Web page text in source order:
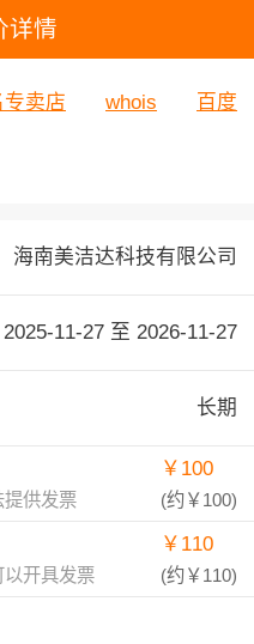
详情
卖店 whois 百度
海南美洁达科技有限公司
2025-11-27 至 2026-11-27
长期
提供发票
￥100
(约￥100)
以开具发票
￥110
(约￥110)